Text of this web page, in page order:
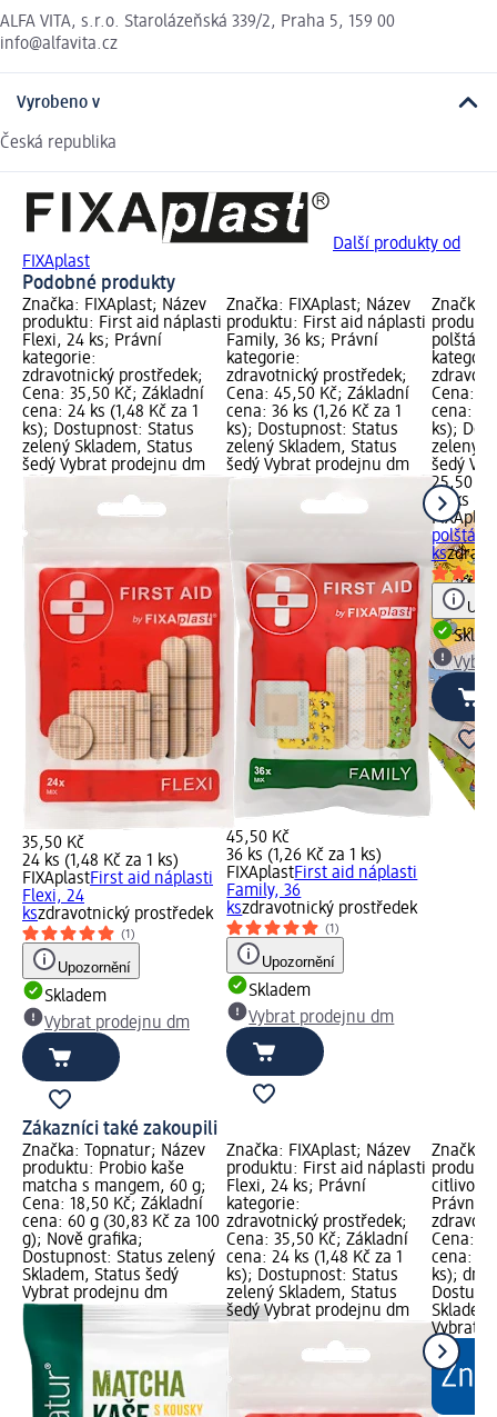
ALFA VITA, s.r.o. Starolázeňská 339/2, Praha 5, 159 00
info@alfavita.cz
Vyrobeno v
Česká republika
Další produkty od
FIXAplast
Podobné produkty
Značka: FIXAplast; Název
produktu: First aid náplasti
Flexi, 24 ks; Právní
kategorie:
zdravotnický prostředek;
Cena: 35,50 Kč; Základní
cena: 24 ks (1,48 Kč za 1
ks); Dostupnost: Status
zelený Skladem, Status
šedý Vybrat prodejnu dm
35,50 Kč
24 ks (1,48 Kč za 1 ks)
FIXAplastFirst aid náplasti
Flexi, 24
kszdravotnický prostředek
(1)
Upozornění
Skladem
Vybrat prodejnu dm
Značka: FIXAplast; Název
produktu: First aid náplasti
Family, 36 ks; Právní
kategorie:
zdravotnický prostředek;
Cena: 45,50 Kč; Základní
cena: 36 ks (1,26 Kč za 1
ks); Dostupnost: Status
zelený Skladem, Status
šedý Vybrat prodejnu dm
45,50 Kč
36 ks (1,26 Kč za 1 ks)
FIXAplastFirst aid náplasti
Family, 36
kszdravotnický prostředek
(1)
Upozornění
Skladem
Vybrat prodejnu dm
Značka:
Cena:
cena: 20
ks);
zelený
šedý
25,50 Kč
20 ks
ks
Zákazníci také zakoupili
Značka: Topnatur; Název
produktu: Probio kaše
matcha s mangem, 60 g;
Cena: 18,50 Kč; Základní
cena: 60 g (30,83 Kč za 100
g); Nově grafika;
Dostupnost: Status zelený
Skladem, Status šedý
Vybrat prodejnu dm
Značka: FIXAplast; Název
produktu: First aid náplasti
Flexi, 24 ks; Právní
kategorie:
zdravotnický prostředek;
Cena: 35,50 Kč; Základní
cena: 24 ks (1,48 Kč za 1
ks); Dostupnost: Status
zelený Skladem, Status
šedý Vybrat prodejnu dm
Značka:
citlivou
Právní
Cena:
cena: 20
ks); dm
Vybrat